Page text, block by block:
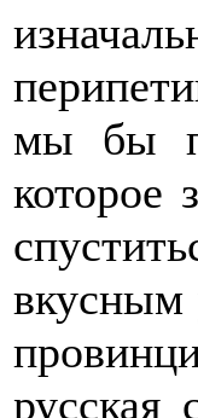
мы бы
которое
вкусным
русская